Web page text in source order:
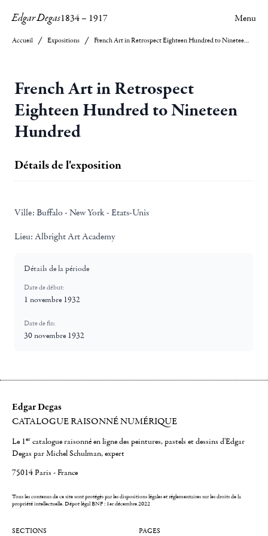
Edgar Degas1834– 1917 Menu
Accueil Expositions French Art in Retrospect Eighteen Hundred to Nineteen Hundred
French Art in Retrospect
Eighteen Hundred to Nineteen
Hundred
Détails de l'exposition
Ville: Buffalo - New York - Etats-Unis
Lieu: Albright Art Academy
Détails de la période
Date de début:
1 novembre 1932
Date de fin:
30 novembre 1932
Edgar Degas
CATALOGUE RAISONNÉ NUMÉRIQUE
Le 1er catalogue raisonné en ligne des peintures, pastels et dessins d'Edgar
Degas par Michel Schulman, expert
75014 Paris - France
Tous les contenus de ce site sont protégés par les dispositions légales et réglementaires sur les droits de la
propriété intellectuelle.Dépot légal BNF : 1er décembre 2022
SECTIONS PAGES